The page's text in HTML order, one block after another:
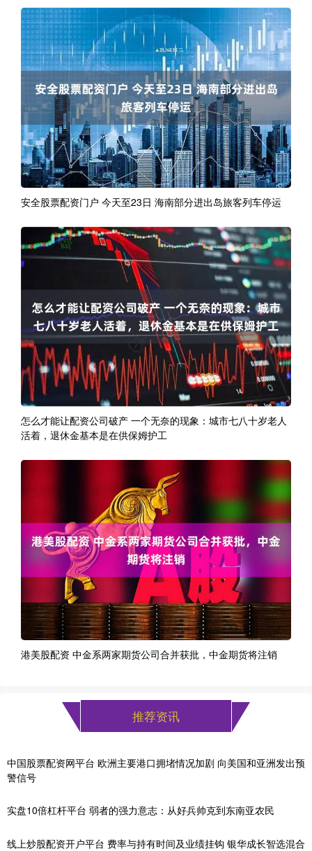
安全股票配资门户 今天至23日 海南部分进出岛旅客列车停运
怎么才能让配资公司破产 一个无奈的现象：城市七八十岁老人
活着，退休金基本是在供保姆护工
港美股配资 中金系两家期货公司合并获批，中金期货将注销
推荐资讯
中国股票配资网平台 欧洲主要港口拥堵情况加剧 向美国和亚洲发出预
警信号
实盘10倍杠杆平台 弱者的强力意志：从好兵帅克到东南亚农民
线上炒股配资开户平台 费率与持有时间及业绩挂钩 银华成长智选混合